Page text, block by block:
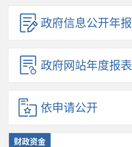
政府信息公开年报
政府网站年度报表
依申请公开
财政资金